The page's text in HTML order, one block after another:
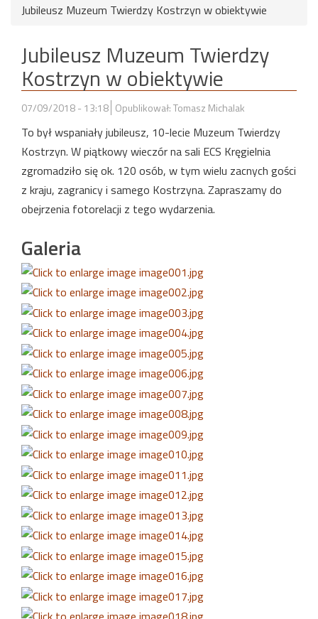
Jubileusz Muzeum Twierdzy Kostrzyn w obiektywie
Jubileusz Muzeum Twierdzy
Kostrzyn w obiektywie
07/09/2018 - 13:18 Opublikował: Tomasz Michalak
To był wspaniały jubileusz, 10-lecie Muzeum Twierdzy
Kostrzyn. W piątkowy wieczór na sali ECS Kręgielnia
zgromadziło się ok. 120 osób, w tym wielu zacnych gości
z kraju, zagranicy i samego Kostrzyna. Zapraszamy do
obejrzenia fotorelacji z tego wydarzenia.
Galeria